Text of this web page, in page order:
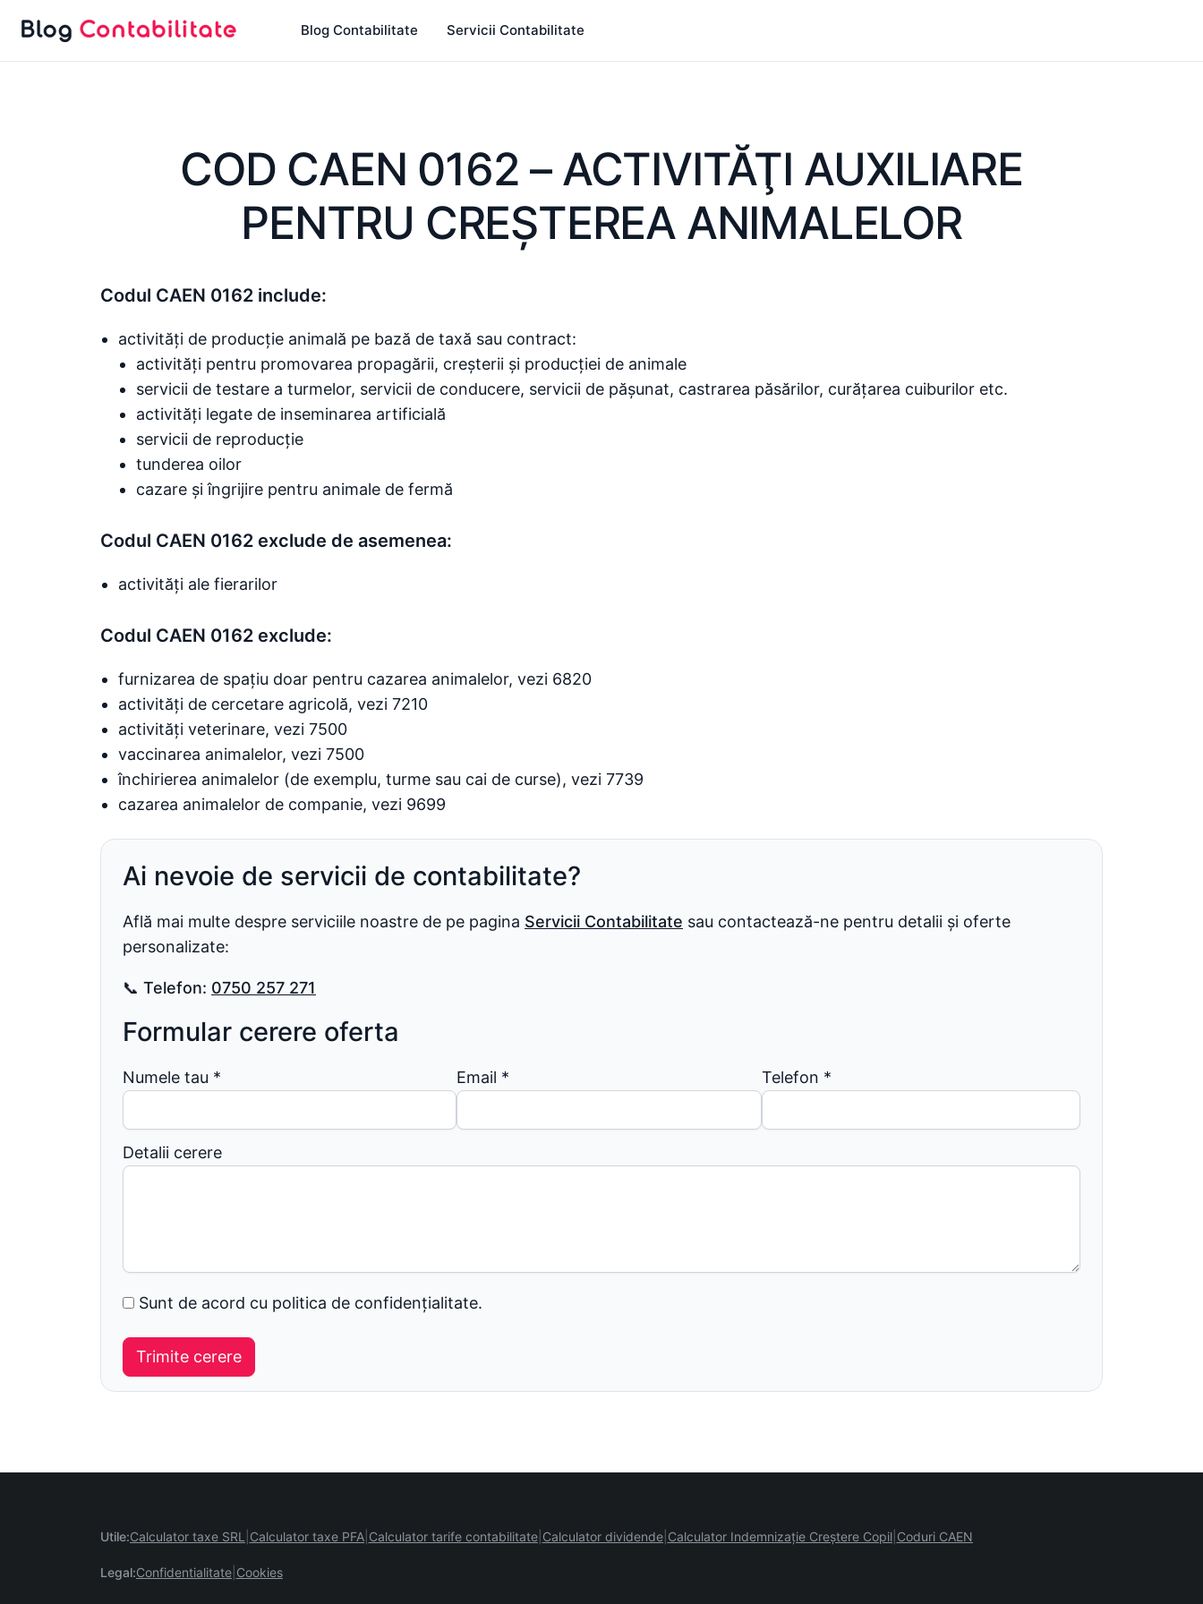
conținut
Blog Contabilitate Servicii Contabilitate
COD CAEN 0162 – ACTIVITĂŢI AUXILIARE
PENTRU CREŞTEREA ANIMALELOR
Codul CAEN 0162 include:
activități de producție animală pe bază de taxă sau contract:
activități pentru promovarea propagării, creșterii și producției de animale
servicii de testare a turmelor, servicii de conducere, servicii de pășunat, castrarea păsărilor, curățarea cuiburilor etc.
activități legate de inseminarea artificială
servicii de reproducție
tunderea oilor
cazare și îngrijire pentru animale de fermă
Codul CAEN 0162 exclude de asemenea:
activități ale fierarilor
Codul CAEN 0162 exclude:
furnizarea de spațiu doar pentru cazarea animalelor, vezi 6820
activități de cercetare agricolă, vezi 7210
activități veterinare, vezi 7500
vaccinarea animalelor, vezi 7500
închirierea animalelor (de exemplu, turme sau cai de curse), vezi 7739
cazarea animalelor de companie, vezi 9699
Ai nevoie de servicii de contabilitate?
Află mai multe despre serviciile noastre de pe pagina Servicii Contabilitate sau contactează-ne pentru detalii și oferte
personalizate:
📞 Telefon: 0750 257 271
Formular cerere oferta
Numele tau * Email * Telefon *
Detalii cerere
Sunt de acord cu politica de confidențialitate.
Utile:Calculator taxe SRL Calculator taxe PFA Calculator tarife contabilitate Calculator dividende Calculator Indemnizație Creștere Copil Coduri CAEN
Legal:Confidentialitate Cookies